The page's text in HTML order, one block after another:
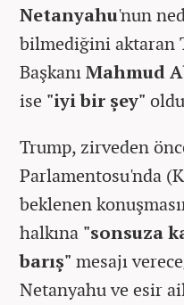
Netanyahu'nun
bilmediğini aktaran
BaşkanıMahmud
ise "iyi bir şey"
Trump, zirveden
Parlamentosu'nda
beklenen
halkına "sonsuza
barış" mesajı
Netanyahu ve esir